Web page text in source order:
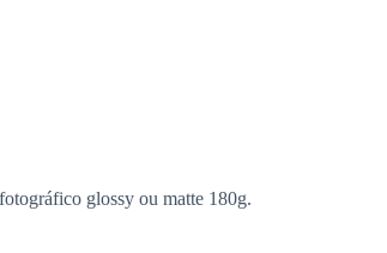
glossy ou matte 180g.